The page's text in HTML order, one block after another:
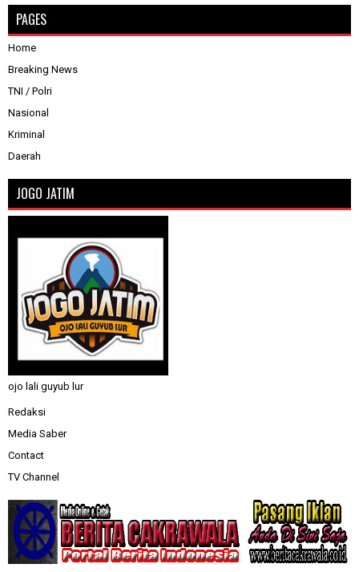
PAGES
Home
Breaking News
TNI / Polri
Nasional
Kriminal
Daerah
JOGO JATIM
ojo lali guyub lur
Redaksi
Media Saber
Contact
TV Channel